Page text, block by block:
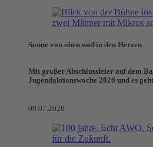
Sonne von oben und in den Herzen
Mit großer Abschlussfeier auf dem
Jugendaktionswoche 2026 und es
09.07.2026